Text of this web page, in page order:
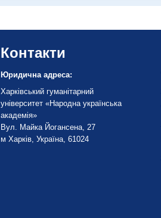
Контакти
Юридична адреса:
Харківський гуманітарний
університет «Народна українська
академія»
Вул. Майка Йогансена, 27
м Харків, Україна, 61024